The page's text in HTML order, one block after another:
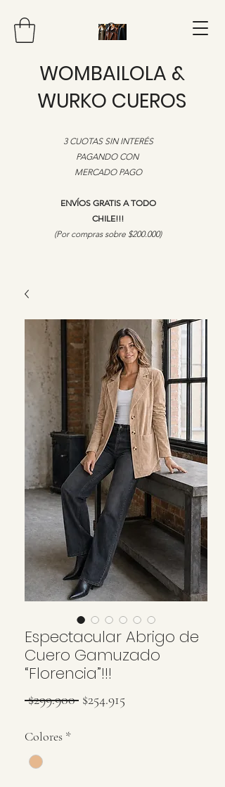
WOMBAILOLA &
WURKO CUEROS
3 CUOTAS SIN INTERÉS
PAGANDO CON
MERCADO PAGO
ENVÍOS GRATIS A TODO
CHILE!!!
​(Por compras sobre $200.000)
Espectacular Abrigo de
Cuero Gamuzado
“Florencia”!!!
$299.900 Precio
$254.915
Colores *